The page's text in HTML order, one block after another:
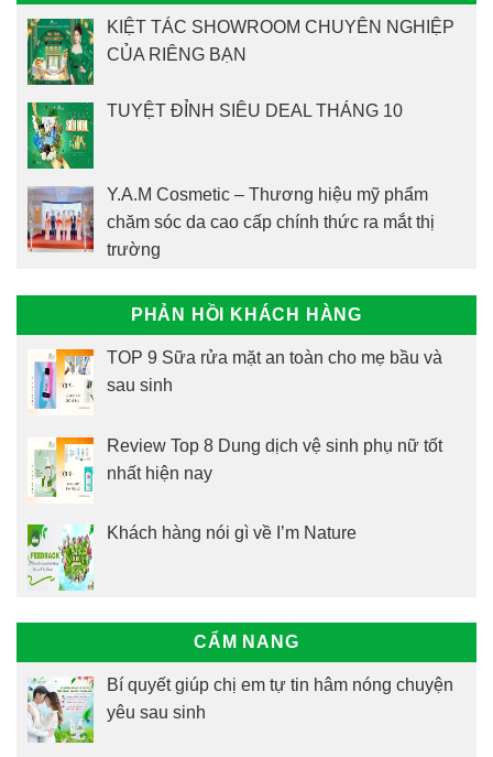
KIỆT TÁC SHOWROOM CHUYÊN NGHIỆP
CỦA RIÊNG BẠN
TUYỆT ĐỈNH SIÊU DEAL THÁNG 10
Y.A.M Cosmetic – Thương hiệu mỹ phẩm
chăm sóc da cao cấp chính thức ra mắt thị
trường
PHẢN HỒI KHÁCH HÀNG
TOP 9 Sữa rửa mặt an toàn cho mẹ bầu và
sau sinh
Review Top 8 Dung dịch vệ sinh phụ nữ tốt
nhất hiện nay
Khách hàng nói gì về I’m Nature
CẨM NANG
Bí quyết giúp chị em tự tin hâm nóng chuyện
yêu sau sinh